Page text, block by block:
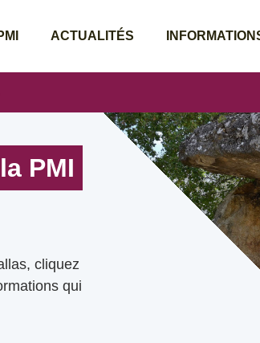
ACTUALITÉS
PMI
cliquez
qui